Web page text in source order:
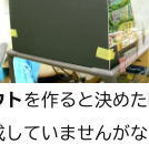
トを作ると決め
していませんが